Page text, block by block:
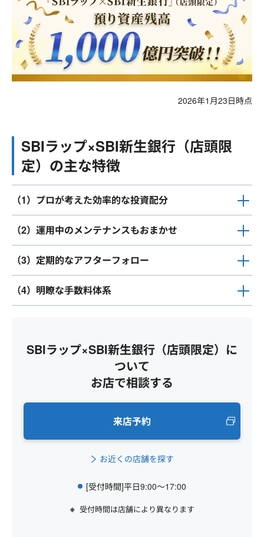
2026年1月23日時点
SBIラップ×SBI新生銀行（店頭限
定）の主な特徴
（1）プロが考えた効率的な投資配分
（2）運用中のメンテナンスもおまかせ
（3）定期的なアフターフォロー
（4）明瞭な手数料体系
SBIラップ×SBI新生銀行（店頭限定）に
ついて
お店で相談する
来店予約
お近くの店舗を探す
[受付時間]平日9:00～17:00
受付時間は店舗により異なります